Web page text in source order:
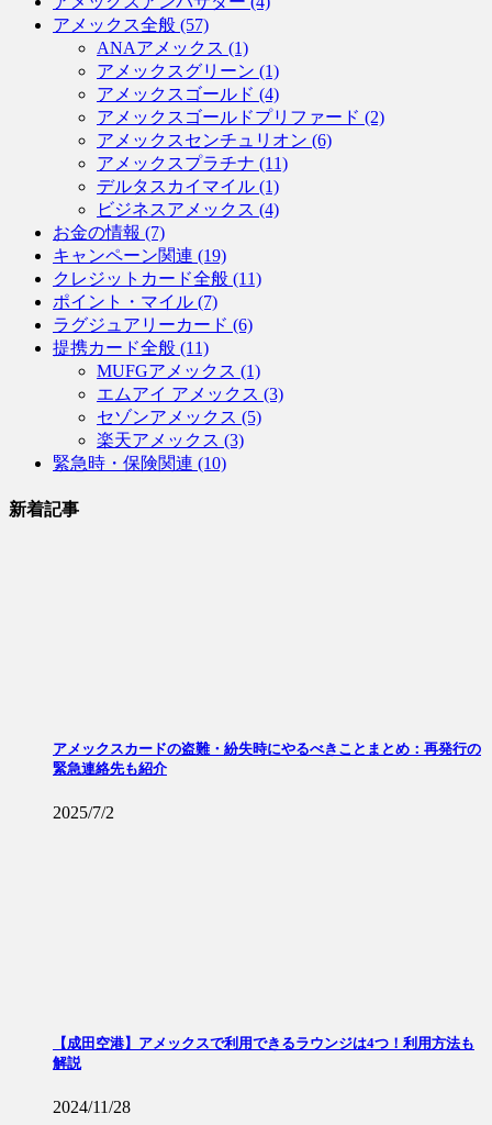
アメックス全般 (57)
ANAアメックス (1)
アメックスグリーン (1)
アメックスゴールド (4)
アメックスゴールドプリファード (2)
アメックスセンチュリオン (6)
アメックスプラチナ (11)
デルタスカイマイル (1)
ビジネスアメックス (4)
お金の情報 (7)
キャンペーン関連 (19)
クレジットカード全般 (11)
ポイント・マイル (7)
ラグジュアリーカード (6)
提携カード全般 (11)
MUFGアメックス (1)
エムアイ アメックス (3)
セゾンアメックス (5)
楽天アメックス (3)
緊急時・保険関連 (10)
新着記事
アメックスカードの盗難・紛失時にやるべきことまとめ：再発行の
緊急連絡先も紹介
2025/7/2
【成田空港】アメックスで利用できるラウンジは4つ！利用方法も
解説
2024/11/28